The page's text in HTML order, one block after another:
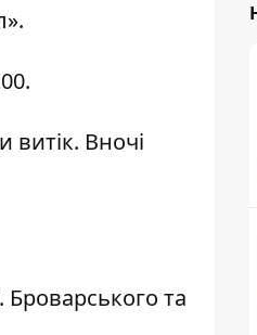
витік. Вночі
Броварського та